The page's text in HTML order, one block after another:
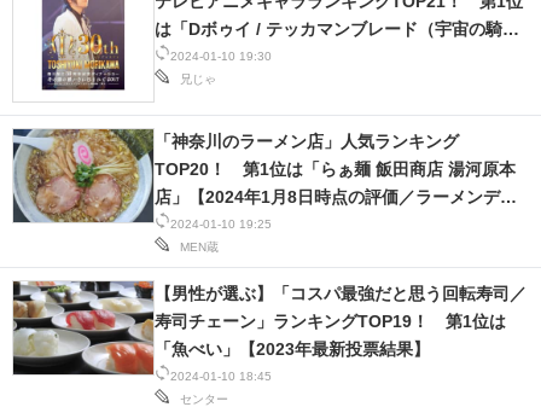
2024-01-10 19:30
兄じゃ
は「Dボゥイ / テッカマンブレード（宇宙の騎士
テッカマンブレード）」【2023年最新投票結
果】
2024-01-10 19:25
MEN蔵
「神奈川のラーメン店」人気ランキング
TOP20！ 第1位は「らぁ麺 飯田商店 湯河原本
店」【2024年1月8日時点の評価／ラーメンデー
タベース】
2024-01-10 18:45
センター
【男性が選ぶ】「コスパ最強だと思う回転寿司／
寿司チェーン」ランキングTOP19！ 第1位は
「魚べい」【2023年最新投票結果】